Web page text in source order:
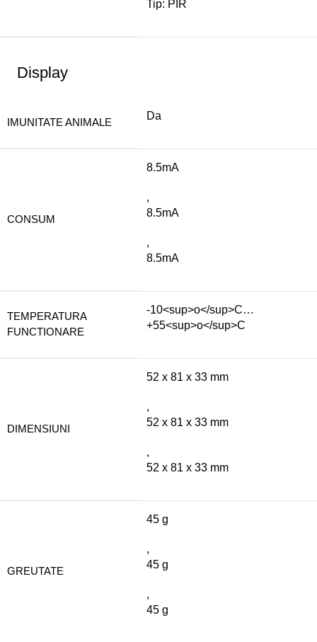
Tip: PIR
Display
IMUNITATE ANIMALE
Da
CONSUM
8.5mA
,
8.5mA
,
8.5mA
TEMPERATURA
FUNCTIONARE
-10<sup>o</sup>C…
+55<sup>o</sup>C
DIMENSIUNI
52 x 81 x 33 mm
,
52 x 81 x 33 mm
,
52 x 81 x 33 mm
GREUTATE
45 g
,
45 g
,
45 g